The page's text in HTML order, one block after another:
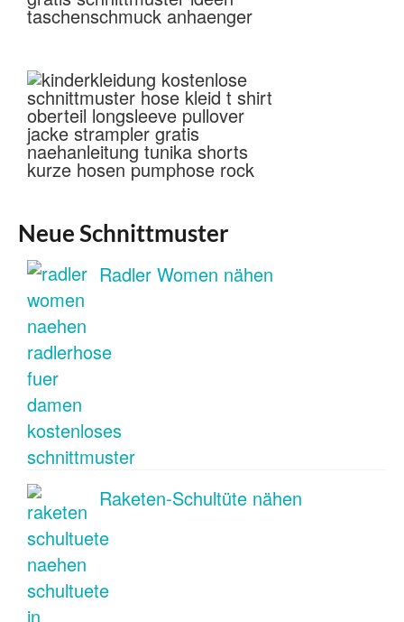
Neue Schnittmuster
Radler Women nähen
Raketen-Schultüte nähen